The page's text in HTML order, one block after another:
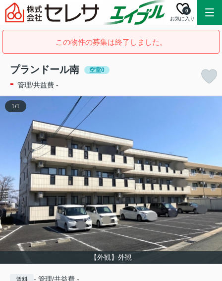
お気に入り
0
この物件の募集は終了しました。
プランドール南 空室0
- 管理/共益費 -
【外観】外観
1/1
- 管理/共益費 -